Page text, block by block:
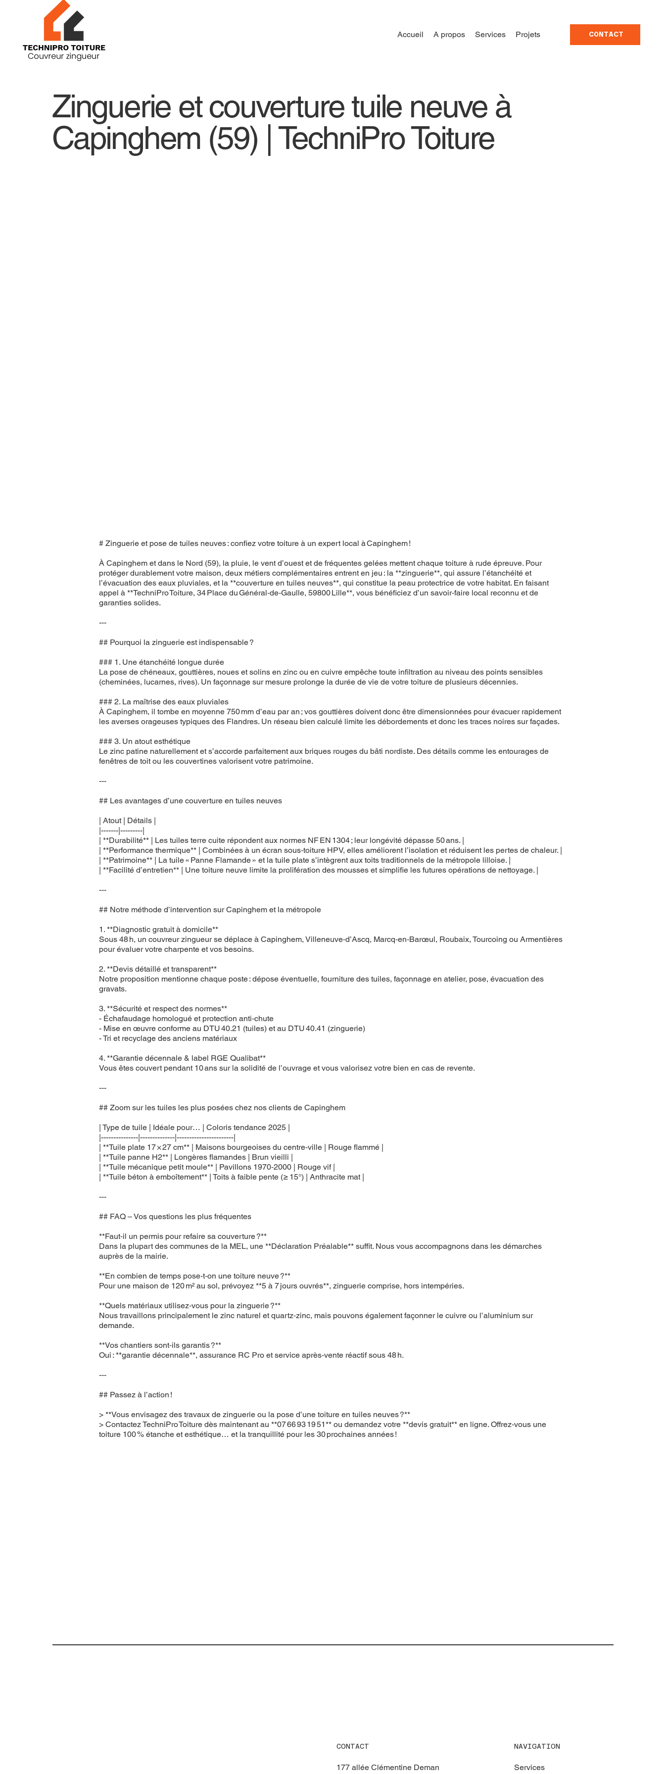
Accueil A propos Services Projets CONTACT
Zinguerie et couverture tuile neuve à
Capinghem (59) | TechniPro Toiture
# Zinguerie et pose de tuiles neuves : confiez votre toiture à un expert local à Capinghem !
À Capinghem et dans le Nord (59), la pluie, le vent d’ouest et de fréquentes gelées mettent chaque toiture à rude épreuve. Pour
protéger durablement votre maison, deux métiers complémentaires entrent en jeu : la **zinguerie**, qui assure l’étanchéité et
l’évacuation des eaux pluviales, et la **couverture en tuiles neuves**, qui constitue la peau protectrice de votre habitat. En faisant
appel à **TechniPro Toiture, 34 Place du Général‑de‑Gaulle, 59800 Lille**, vous bénéficiez d’un savoir‑faire local reconnu et de
garanties solides.
---
## Pourquoi la zinguerie est indispensable ?
### 1. Une étanchéité longue durée
La pose de chéneaux, gouttières, noues et solins en zinc ou en cuivre empêche toute infiltration au niveau des points sensibles
(cheminées, lucarnes, rives). Un façonnage sur mesure prolonge la durée de vie de votre toiture de plusieurs décennies.
### 2. La maîtrise des eaux pluviales
À Capinghem, il tombe en moyenne 750 mm d’eau par an ; vos gouttières doivent donc être dimensionnées pour évacuer rapidement
les averses orageuses typiques des Flandres. Un réseau bien calculé limite les débordements et donc les traces noires sur façades.
### 3. Un atout esthétique
Le zinc patine naturellement et s’accorde parfaitement aux briques rouges du bâti nordiste. Des détails comme les entourages de
fenêtres de toit ou les couvertines valorisent votre patrimoine.
---
## Les avantages d’une couverture en tuiles neuves
| Atout | Détails |
|-------|---------|
| **Durabilité** | Les tuiles terre cuite répondent aux normes NF EN 1304 ; leur longévité dépasse 50 ans. |
| **Performance thermique** | Combinées à un écran sous‑toiture HPV, elles améliorent l’isolation et réduisent les pertes de chaleur. |
| **Patrimoine** | La tuile « Panne Flamande » et la tuile plate s’intègrent aux toits traditionnels de la métropole lilloise. |
| **Facilité d’entretien** | Une toiture neuve limite la prolifération des mousses et simplifie les futures opérations de nettoyage. |
---
## Notre méthode d’intervention sur Capinghem et la métropole
1. **Diagnostic gratuit à domicile**
Sous 48 h, un couvreur zingueur se déplace à Capinghem, Villeneuve‑d’Ascq, Marcq‑en‑Barœul, Roubaix, Tourcoing ou Armentières
pour évaluer votre charpente et vos besoins.
2. **Devis détaillé et transparent**
Notre proposition mentionne chaque poste : dépose éventuelle, fourniture des tuiles, façonnage en atelier, pose, évacuation des
gravats.
3. **Sécurité et respect des normes**
- Échafaudage homologué et protection anti‑chute
- Mise en œuvre conforme au DTU 40.21 (tuiles) et au DTU 40.41 (zinguerie)
- Tri et recyclage des anciens matériaux
4. **Garantie décennale & label RGE Qualibat**
Vous êtes couvert pendant 10 ans sur la solidité de l’ouvrage et vous valorisez votre bien en cas de revente.
---
## Zoom sur les tuiles les plus posées chez nos clients de Capinghem
| Type de tuile | Idéale pour… | Coloris tendance 2025 |
|---------------|--------------|-----------------------|
| **Tuile plate 17 × 27 cm** | Maisons bourgeoises du centre‑ville | Rouge flammé |
| **Tuile panne H2** | Longères flamandes | Brun vieilli |
| **Tuile mécanique petit moule** | Pavillons 1970‑2000 | Rouge vif |
| **Tuile béton à emboîtement** | Toits à faible pente (≥ 15°) | Anthracite mat |
---
## FAQ – Vos questions les plus fréquentes
**Faut‑il un permis pour refaire sa couverture ?**
Dans la plupart des communes de la MEL, une **Déclaration Préalable** suffit. Nous vous accompagnons dans les démarches
auprès de la mairie.
**En combien de temps pose‑t‑on une toiture neuve ?**
Pour une maison de 120 m² au sol, prévoyez **5 à 7 jours ouvrés**, zinguerie comprise, hors intempéries.
**Quels matériaux utilisez‑vous pour la zinguerie ?**
Nous travaillons principalement le zinc naturel et quartz‑zinc, mais pouvons également façonner le cuivre ou l’aluminium sur
demande.
**Vos chantiers sont‑ils garantis ?**
Oui : **garantie décennale**, assurance RC Pro et service après‑vente réactif sous 48 h.
---
## Passez à l’action !
> **Vous envisagez des travaux de zinguerie ou la pose d’une toiture en tuiles neuves ?**
> Contactez TechniPro Toiture dès maintenant au **07 66 93 19 51** ou demandez votre **devis gratuit** en ligne. Offrez‑vous une
toiture 100 % étanche et esthétique… et la tranquillité pour les 30 prochaines années !
CONTACT
177 allée Clémentine Deman
NAVIGATION
Services